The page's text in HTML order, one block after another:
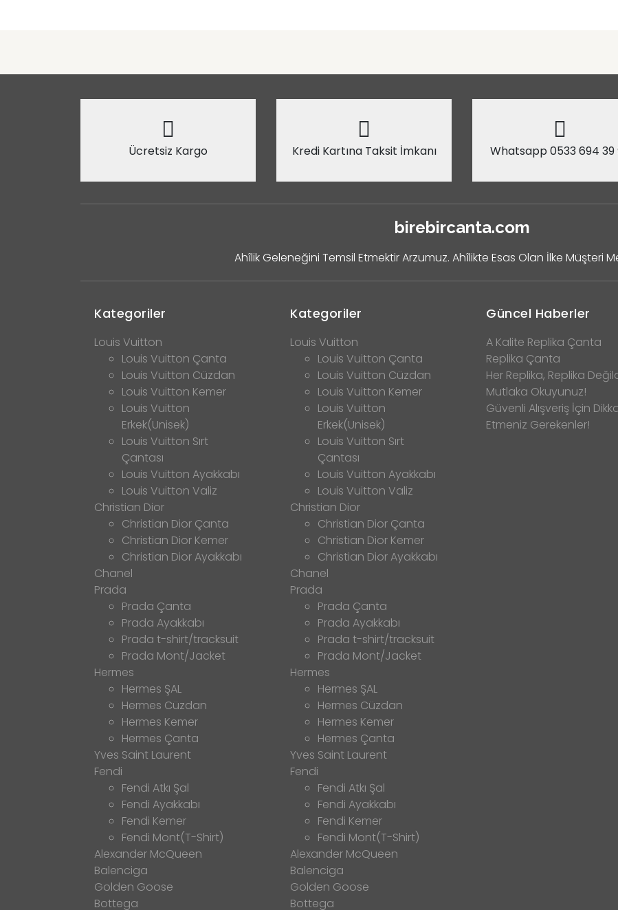
Ücretsiz Kargo Kredi Kartına Taksit İmkanı Whatsapp 0533 694 39
birebircanta.com
Ahîlik Geleneğini Temsil Etmektir Arzumuz. Ahîlikte Esas Olan İlke Müşteri
Kategoriler
Louis Vuitton
Louis Vuitton Çanta
Louis Vuitton Cüzdan
Louis Vuitton Kemer
Louis Vuitton
Erkek(Unisek)
Louis Vuitton Sırt
Çantası
Louis Vuitton Ayakkabı
Louis Vuitton Valiz
Christian Dior
Christian Dior Çanta
Christian Dior Kemer
Christian Dior Ayakkabı
Chanel
Prada
Prada Çanta
Prada Ayakkabı
Prada t-shirt/tracksuit
Prada Mont/Jacket
Hermes
Hermes ŞAL
Hermes Cüzdan
Hermes Kemer
Hermes Çanta
Yves Saint Laurent
Fendi
Fendi Atkı Şal
Fendi Ayakkabı
Fendi Kemer
Fendi Mont(T-Shirt)
Alexander McQueen
Balenciga
Golden Goose
Bottega
Kategoriler
Louis Vuitton
Louis Vuitton Çanta
Louis Vuitton Cüzdan
Louis Vuitton Kemer
Louis Vuitton
Erkek(Unisek)
Louis Vuitton Sırt
Çantası
Louis Vuitton Ayakkabı
Louis Vuitton Valiz
Christian Dior
Christian Dior Çanta
Christian Dior Kemer
Christian Dior Ayakkabı
Chanel
Prada
Prada Çanta
Prada Ayakkabı
Prada t-shirt/tracksuit
Prada Mont/Jacket
Hermes
Hermes ŞAL
Hermes Cüzdan
Hermes Kemer
Hermes Çanta
Yves Saint Laurent
Fendi
Fendi Atkı Şal
Fendi Ayakkabı
Fendi Kemer
Fendi Mont(T-Shirt)
Alexander McQueen
Balenciga
Golden Goose
Bottega
Güncel Haberler
A Kalite Replika Çanta
Replika Çanta
Her Replika, Replika
Mutlaka Okuyunuz!
Güvenli Alışveriş İçin
Etmeniz Gerekenler!